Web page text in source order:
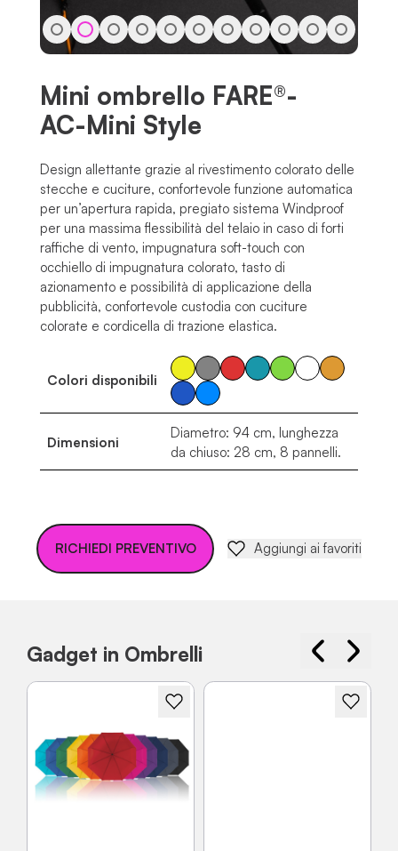
Mini ombrello FARE®-
AC-Mini Style
Design allettante grazie al rivestimento colorato delle
stecche e cuciture, confortevole funzione automatica
per un’apertura rapida, pregiato sistema Windproof
per una massima flessibilità del telaio in caso di forti
raffiche di vento, impugnatura soft-touch con
occhiello di impugnatura colorato, tasto di
azionamento e possibilità di applicazione della
pubblicità, confortevole custodia con cuciture
colorate e cordicella di trazione elastica.
Colori disponibili
Dimensioni
Diametro: 94 cm, lunghezza
da chiuso: 28 cm, 8 pannelli.
RICHIEDI PREVENTIVO Aggiungi ai favoriti
Gadget in Ombrelli